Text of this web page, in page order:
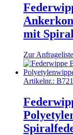
mit
Zur
Artikelnr.: